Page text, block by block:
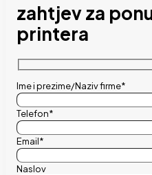
zahtjev za
printera
Ime i prezime/Naziv firme*
Telefon*
Email*
Naslov